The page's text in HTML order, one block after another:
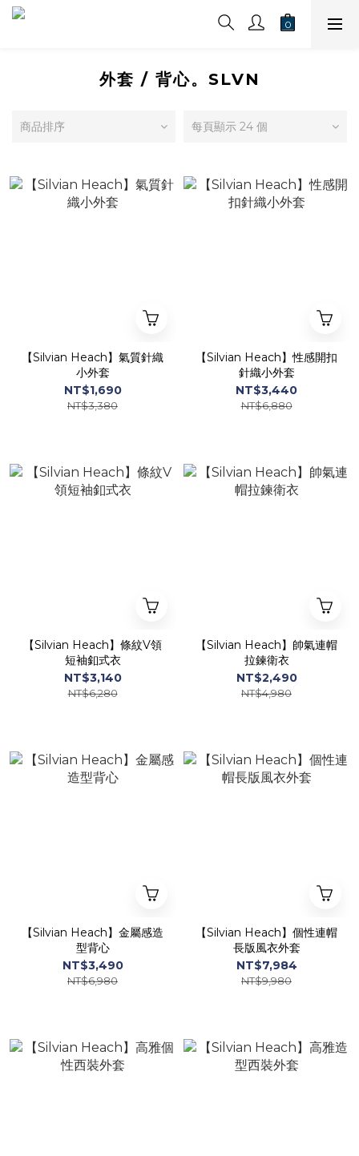
外套 / 背心。SLVN
商品排序 每頁顯示 24 個
【Silvian Heach】氣質針織
小外套
NT$1,690
NT$3,380
【Silvian Heach】性感開扣
針織小外套
NT$3,440
NT$6,880
【Silvian Heach】條紋V領
短袖釦式衣
NT$3,140
NT$6,280
【Silvian Heach】帥氣連帽
拉鍊衛衣
NT$2,490
NT$4,980
【Silvian Heach】金屬感造
型背心
NT$3,490
NT$6,980
【Silvian Heach】個性連帽
長版風衣外套
NT$7,984
NT$9,980